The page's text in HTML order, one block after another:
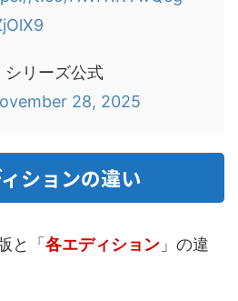
リーズ公式
28, 2025
ションの違い
と「 各エディション 」の違